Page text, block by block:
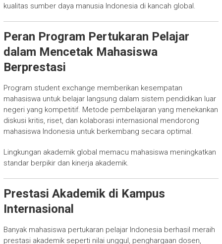
kualitas sumber daya manusia Indonesia di kancah global.
Peran Program Pertukaran Pelajar
dalam Mencetak Mahasiswa
Berprestasi
Program student exchange memberikan kesempatan
mahasiswa untuk belajar langsung dalam sistem pendidikan luar
negeri yang kompetitif. Metode pembelajaran yang menekankan
diskusi kritis, riset, dan kolaborasi internasional mendorong
mahasiswa Indonesia untuk berkembang secara optimal.
Lingkungan akademik global memacu mahasiswa meningkatkan
standar berpikir dan kinerja akademik.
Prestasi Akademik di Kampus
Internasional
Banyak mahasiswa pertukaran pelajar Indonesia berhasil meraih
prestasi akademik seperti nilai unggul, penghargaan dosen,